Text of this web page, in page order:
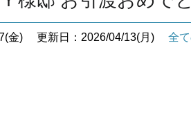
金) 更新日：2026/04/13(月) 全